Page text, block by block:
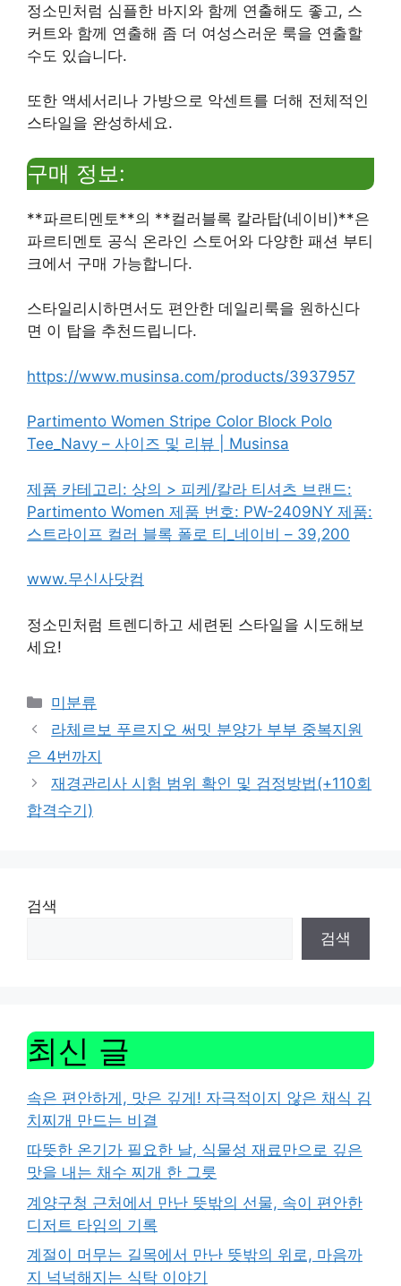
정소민처럼 심플한 바지와 함께 연출해도 좋고, 스
커트와 함께 연출해 좀 더 여성스러운 룩을 연출할
수도 있습니다.
또한 액세서리나 가방으로 악센트를 더해 전체적인
스타일을 완성하세요.
구매 정보:
**파르티멘토**의 **컬러블록 칼라탑(네이비)**은
파르티멘토 공식 온라인 스토어와 다양한 패션 부티
크에서 구매 가능합니다.
스타일리시하면서도 편안한 데일리룩을 원하신다
면 이 탑을 추천드립니다.
https://www.musinsa.com/products/3937957
Partimento Women Stripe Color Block Polo
Tee_Navy – 사이즈 및 리뷰 | Musinsa
제품 카테고리: 상의 > 피케/칼라 티셔츠 브랜드:
Partimento Women 제품 번호: PW-2409NY 제품:
스트라이프 컬러 블록 폴로 티_네이비 – 39,200
www.무신사닷컴
정소민처럼 트렌디하고 세련된 스타일을 시도해보
세요!
Categories
미분류
라체르보 푸르지오 써밋 분양가 부부 중복지원
은 4번까지
재경관리사 시험 범위 확인 및 검정방법(+110회
합격수기)
검색
검색
최신 글
속은 편안하게, 맛은 깊게! 자극적이지 않은 채식 김
치찌개 만드는 비결
따뜻한 온기가 필요한 날, 식물성 재료만으로 깊은
맛을 내는 채수 찌개 한 그릇
계양구청 근처에서 만난 뜻밖의 선물, 속이 편안한
디저트 타임의 기록
계절이 머무는 길목에서 만난 뜻밖의 위로, 마음까
지 넉넉해지는 식탁 이야기